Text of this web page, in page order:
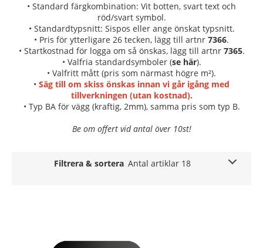
• Standard färgkombination: Vit botten, svart text och
röd/svart symbol.
• Standardtypsnitt: Sispos eller ange önskat typsnitt.
• Pris för ytterligare 26 tecken, lägg till artnr 7366.
• Startkostnad för logga om så önskas, lägg till artnr 7365.
• Valfria standardsymboler (se här).
• Valfritt mått (pris som närmast högre m²).
• Säg till om skiss önskas innan vi går igång med
tillverkningen (utan kostnad).
• Typ BA för vägg (kraftig, 2mm), samma pris som typ B.
Be om offert vid antal över 10st!
Filtrera & sortera Antal artiklar 18